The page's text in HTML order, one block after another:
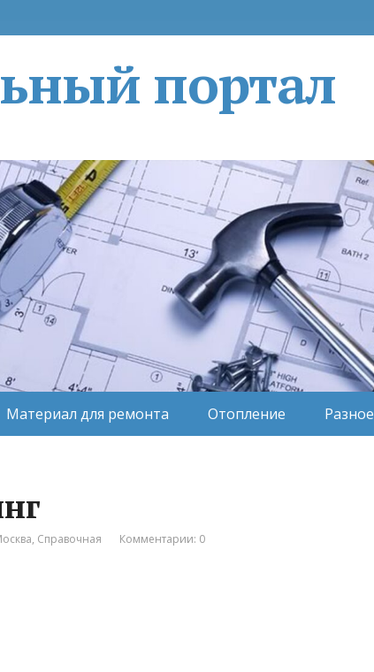
портал
Материал для ремонта Отопление Разное
, Справочная Комментарии: 0